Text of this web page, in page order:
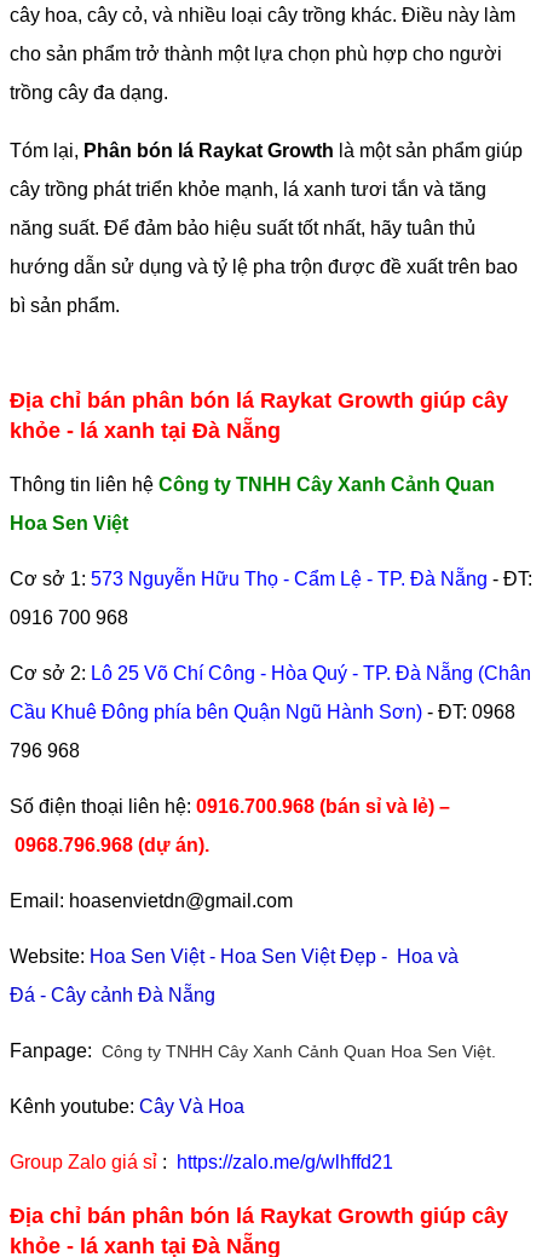
cây hoa, cây cỏ, và nhiều loại cây trồng khác. Điều này làm
cho sản phẩm trở thành một lựa chọn phù hợp cho người
trồng cây đa dạng.
Tóm lại, Phân bón lá Raykat Growth là một sản phẩm giúp
cây trồng phát triển khỏe mạnh, lá xanh tươi tắn và tăng
năng suất. Để đảm bảo hiệu suất tốt nhất, hãy tuân thủ
hướng dẫn sử dụng và tỷ lệ pha trộn được đề xuất trên bao
bì sản phẩm.
Địa chỉ bán phân bón lá Raykat Growth giúp cây
khỏe - lá xanh tại Đà Nẵng
Thông tin liên hệ Công ty TNHH Cây Xanh Cảnh Quan
Hoa Sen Việt
Cơ sở 1: 573 Nguyễn Hữu Thọ - Cẩm Lệ - TP. Đà Nẵng - ĐT:
0916 700 968
Cơ sở 2: Lô 25 Võ Chí Công - Hòa Quý - TP. Đà Nẵng (Chân
Cầu Khuê Đông phía bên Quận Ngũ Hành Sơn) - ĐT: 0968
796 968
​Số điện thoại liên hệ: 0916.700.968 (bán sỉ và lẻ) –
0968.796.968 (dự án).
Email: hoasenvietdn@gmail.com
Website: Hoa Sen Việt- Hoa Sen Việt Đẹp - Hoa và
Đá - Cây cảnh Đà Nẵng
Fanpage: Công ty TNHH Cây Xanh Cảnh Quan Hoa Sen Việt.
Kênh youtube: Cây Và Hoa
Group Zalo giá sỉ : https://zalo.me/g/wlhffd21
Địa chỉ bán phân bón lá Raykat Growth giúp cây
khỏe - lá xanh tại Đà Nẵng